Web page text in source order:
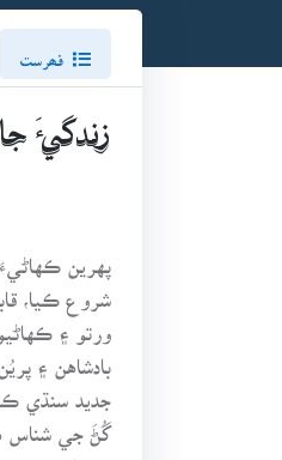
زندگيءَ
پهرين
شروع ڪيا،
ورتو ۽
بادشاهن ۽
جديد سنڌي
گُڻَ جي شناس
رسول ميمڻ